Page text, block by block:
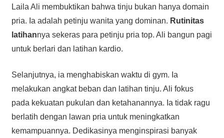
Laila Ali membuktikan bahwa tinju bukan hanya domain
pria. Ia adalah petinju wanita yang dominan. Rutinitas
latihannya sekeras para petinju pria top. Ali bangun pagi
untuk berlari dan latihan kardio.
Selanjutnya, ia menghabiskan waktu di gym. Ia
melakukan angkat beban dan latihan tinju. Ali fokus
pada kekuatan pukulan dan ketahanannya. Ia tidak ragu
berlatih dengan lawan pria untuk meningkatkan
kemampuannya. Dedikasinya menginspirasi banyak